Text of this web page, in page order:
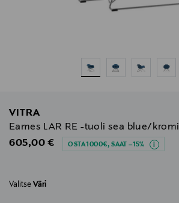
VITRA
Eames LAR RE -tuoli sea blue/kromi
Original Price
605,00 € OSTA 1000€, SAAT –15%
Valitse Väri